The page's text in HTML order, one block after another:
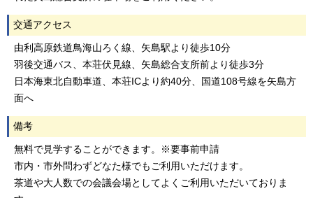
交通アクセス
由利高原鉄道鳥海山ろく線、矢島駅より徒歩10分
羽後交通バス、本荘伏見線、矢島総合支所前より徒歩3分
日本海東北自動車道、本荘ICより約40分、国道108号線を矢島方
面へ
備考
無料で見学することができます。※要事前申請
市内・市外問わずどなた様でもご利用いただけます。
茶道や大人数での会議会場としてよくご利用いただいておりま